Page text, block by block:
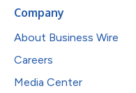
Company
About Business Wire
Careers
Media Center